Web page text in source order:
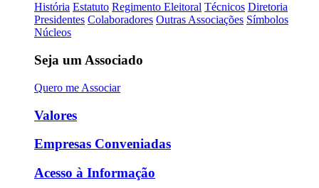
História Estatuto Regimento Eleitoral Técnicos Diretoria
Presidentes Colaboradores Outras Associações Símbolos
Núcleos
Seja um Associado
Quero me Associar
Valores
Empresas Conveniadas
Acesso à Informação